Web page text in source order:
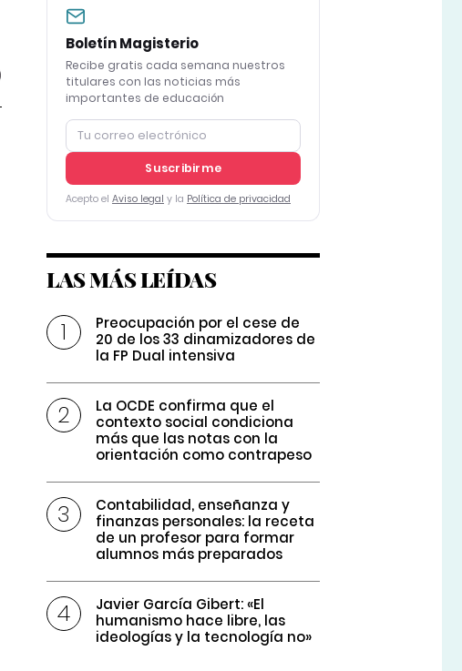
Boletín Magisterio
Recibe gratis cada semana nuestros
titulares con las noticias más
importantes de educación
Suscribirme
Acepto el Aviso legal y la Política de privacidad
LAS MÁS LEÍDAS
Preocupación por el cese de
20 de los 33 dinamizadores de
la FP Dual intensiva
La OCDE confirma que el
contexto social condiciona
más que las notas con la
orientación como contrapeso
Contabilidad, enseñanza y
finanzas personales: la receta
de un profesor para formar
alumnos más preparados
Javier García Gibert: «El
humanismo hace libre, las
ideologías y la tecnología no»